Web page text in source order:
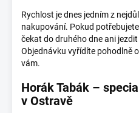
Rychlost je dnes jedním z
nakupování. Pokud
čekat do druhého dne ani
Objednávku vyřídíte pohodlně
vám.
Horák Tabák –
v Ostravě